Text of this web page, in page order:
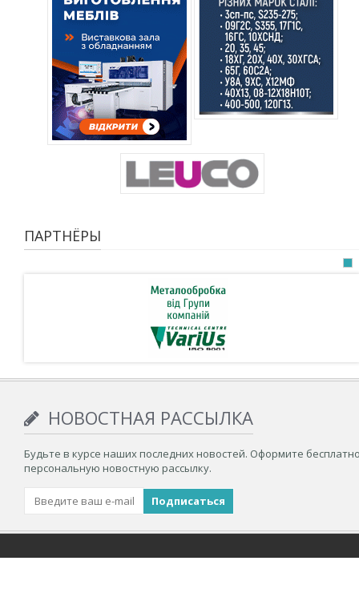
ПАРТНЁРЫ
НОВОСТНАЯ РАССЫЛКА
Будьте в курсе наших последних новостей. Оформите
персональную новостную рассылку.